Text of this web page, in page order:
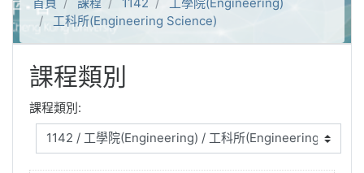
工科所(Engineering Science)
課程類別
課程類別: